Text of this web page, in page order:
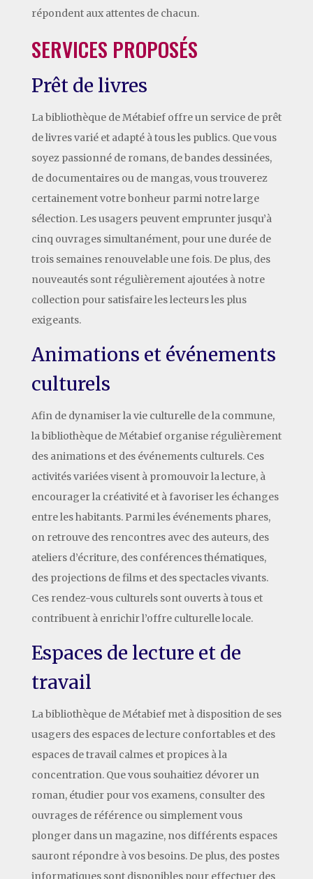
répondent aux attentes de chacun.
SERVICES PROPOSÉS
Prêt de livres
La bibliothèque de Métabief offre un service de prêt
de livres varié et adapté à tous les publics. Que vous
soyez passionné de romans, de bandes dessinées,
de documentaires ou de mangas, vous trouverez
certainement votre bonheur parmi notre large
sélection. Les usagers peuvent emprunter jusqu’à
cinq ouvrages simultanément, pour une durée de
trois semaines renouvelable une fois. De plus, des
nouveautés sont régulièrement ajoutées à notre
collection pour satisfaire les lecteurs les plus
exigeants.
Animations et événements
culturels
Afin de dynamiser la vie culturelle de la commune,
la bibliothèque de Métabief organise régulièrement
des animations et des événements culturels. Ces
activités variées visent à promouvoir la lecture, à
encourager la créativité et à favoriser les échanges
entre les habitants. Parmi les événements phares,
on retrouve des rencontres avec des auteurs, des
ateliers d’écriture, des conférences thématiques,
des projections de films et des spectacles vivants.
Ces rendez-vous culturels sont ouverts à tous et
contribuent à enrichir l’offre culturelle locale.
Espaces de lecture et de
travail
La bibliothèque de Métabief met à disposition de ses
usagers des espaces de lecture confortables et des
espaces de travail calmes et propices à la
concentration. Que vous souhaitiez dévorer un
roman, étudier pour vos examens, consulter des
ouvrages de référence ou simplement vous
plonger dans un magazine, nos différents espaces
sauront répondre à vos besoins. De plus, des postes
informatiques sont disponibles pour effectuer des